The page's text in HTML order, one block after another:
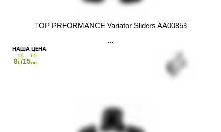
TOP PRFORMANCE Variator Sliders AA00853
8
00
€/15
65
лв.